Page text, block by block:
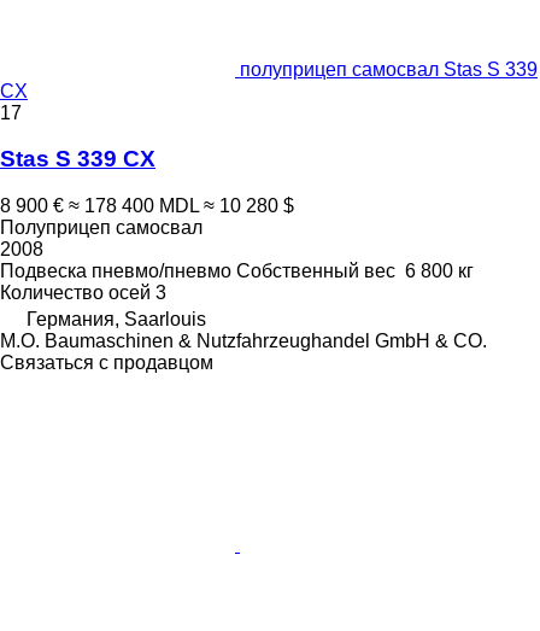
полуприцеп самосвал Stas S 339
CX
17
Stas S 339 CX
8 900 € ≈ 178 400 MDL ≈ 10 280 $
Полуприцеп самосвал
2008
Подвеска пневмо/пневмо Собственный вес 6 800 кг
Количество осей 3
Германия, Saarlouis
M.O. Baumaschinen & Nutzfahrzeughandel GmbH & CO.
Связаться с продавцом